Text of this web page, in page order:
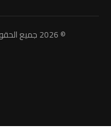
© 2026 جميع الحقوق محفوظة لـ